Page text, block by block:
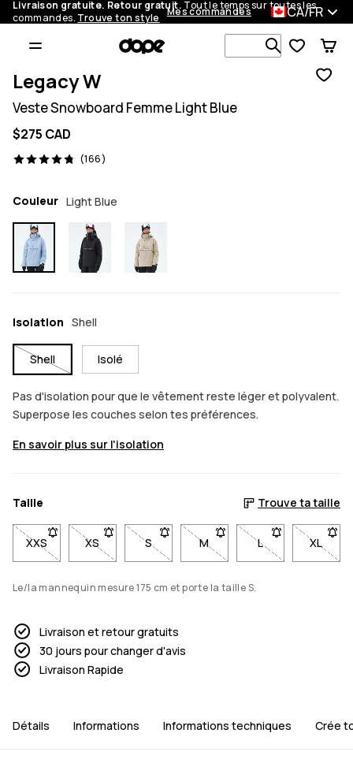
Livraison gratuite. Retour gratuit. Tout le temps sur toutes les
commandes. Trouve ton style Mes commandes CA/FR
Recherche
Legacy W
Veste Snowboard Femme Light Blue
$275 CAD
(166)
166 avis, 4.8/5
Couleur Light Blue
Isolation Shell
Shell Isolé
Pas d'isolation pour que le vêtement reste léger et polyvalent.
Superpose les couches selon tes préférences.
En savoir plus sur l'isolation
Taille Trouve ta taille
XXS- Taille XXS non disponible. Cliquez pour être averti
XS- Taille XS non disponible. Cliquez pour être
S- Taille S non disponible. Cliquez pour
M- Taille M non disponible.
L- Taille L non
XL
-
Le/la mannequin mesure 175 cm et porte la taille S.
Livraison et retour gratuits
30 jours pour changer d'avis
Livraison Rapide
Détails Informations Informations techniques Crée